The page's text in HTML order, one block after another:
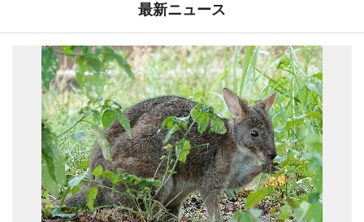
最新ニュース